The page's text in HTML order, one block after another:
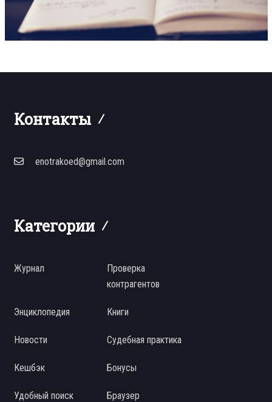
Контакты
enotrakoed@gmail.com
Категории
Журнал
Проверка
контрагентов
Энциклопедия Книги
Новости Судебная практика
Кешбэк Бонусы
Удобный поиск Браузер